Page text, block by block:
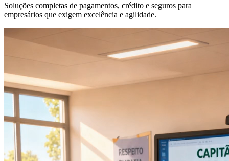
Soluções completas de pagamentos, crédito e seguros para
empresários que exigem excelência e agilidade.